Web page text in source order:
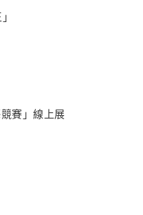
賽」線上展